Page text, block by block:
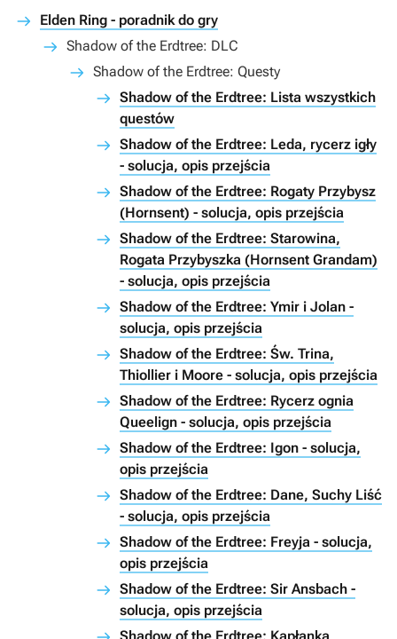
Elden Ring - poradnik do gry
Shadow of the Erdtree: DLC
Shadow of the Erdtree: Questy
Shadow of the Erdtree: Lista wszystkich
questów
Shadow of the Erdtree: Leda, rycerz igły
- solucja, opis przejścia
Shadow of the Erdtree: Rogaty Przybysz
(Hornsent) - solucja, opis przejścia
Shadow of the Erdtree: Starowina,
Rogata Przybyszka (Hornsent Grandam)
- solucja, opis przejścia
Shadow of the Erdtree: Ymir i Jolan -
solucja, opis przejścia
Shadow of the Erdtree: Św. Trina,
Thiollier i Moore - solucja, opis przejścia
Shadow of the Erdtree: Rycerz ognia
Queelign - solucja, opis przejścia
Shadow of the Erdtree: Igon - solucja,
opis przejścia
Shadow of the Erdtree: Dane, Suchy Liść
- solucja, opis przejścia
Shadow of the Erdtree: Freyja - solucja,
opis przejścia
Shadow of the Erdtree: Sir Ansbach -
solucja, opis przejścia